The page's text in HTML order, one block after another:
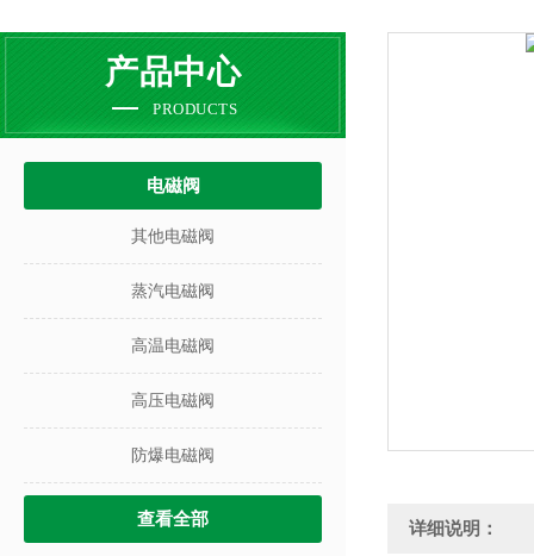
产品中心
PRODUCTS
电磁阀
其他电磁阀
蒸汽电磁阀
高温电磁阀
高压电磁阀
防爆电磁阀
查看全部 详细说明：